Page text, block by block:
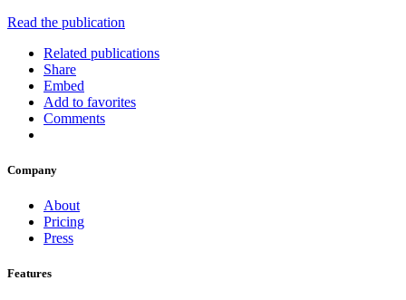
Read the publication
Related publications
Share
Embed
Add to favorites
Comments
Company
About
Pricing
Press
Features